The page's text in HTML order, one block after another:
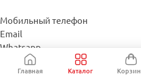
Главная Каталог
Мобильный телефон
Email
Whatsapp
Whatsapp
Telegram